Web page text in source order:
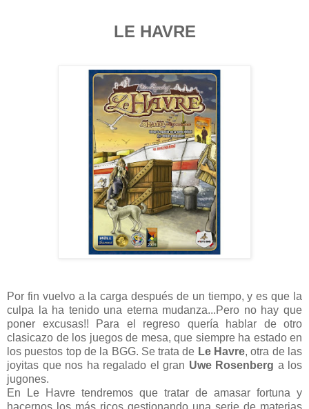
LE HAVRE
Por fin vuelvo a la carga después de un tiempo, y es que la
culpa la ha tenido una eterna mudanza...Pero no hay que
poner excusas!! Para el regreso quería hablar de otro
clasicazo de los juegos de mesa, que siempre ha estado en
los puestos top de la BGG. Se trata de Le Havre, otra de las
joyitas que nos ha regalado el gran Uwe Rosenberg a los
jugones.
En Le Havre tendremos que tratar de amasar fortuna y
hacernos los más ricos gestionando una serie de materias